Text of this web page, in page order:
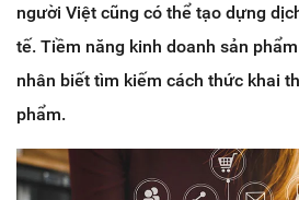
người Việt cũng có thể tạo dựng
tế. Tiềm năng kinh doanh sản
nhân biết tìm kiếm cách thức khai
phẩm.